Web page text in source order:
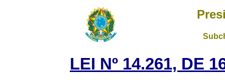
LEI Nº 14.261, DE